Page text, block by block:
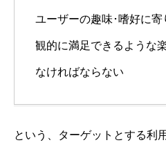
ユーザーの趣味･嗜好に
観的に満足できるような
なければならない
という、ターゲットとする利